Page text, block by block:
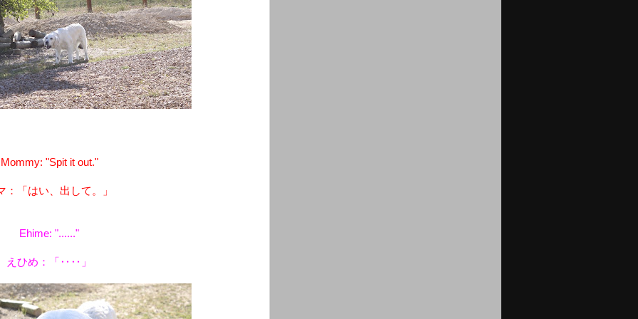
Mommy: "Spit it out."
：「はい、出して。」
Ehime: "......"
えひめ：「‥‥」